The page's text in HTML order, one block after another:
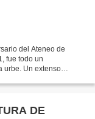
del Ateneo de
fue todo un
urbe. Un extenso
DE